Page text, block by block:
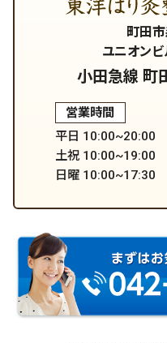
町田
ユニオン
小田急線 町
営業時間
平日 10:00~20:00
土祝 10:00~19:00
日曜 10:00~17:30